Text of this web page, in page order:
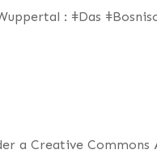
: ǂDas
a Creative